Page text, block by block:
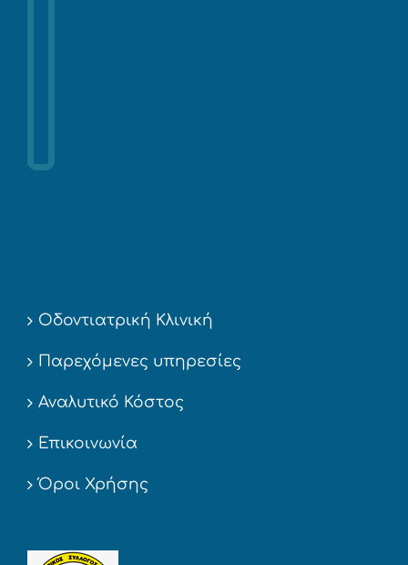
Οδοντιατρική Κλινική
Παρεχόμενες υπηρεσίες
Αναλυτικό Κόστος
Επικοινωνία
Όροι Χρήσης